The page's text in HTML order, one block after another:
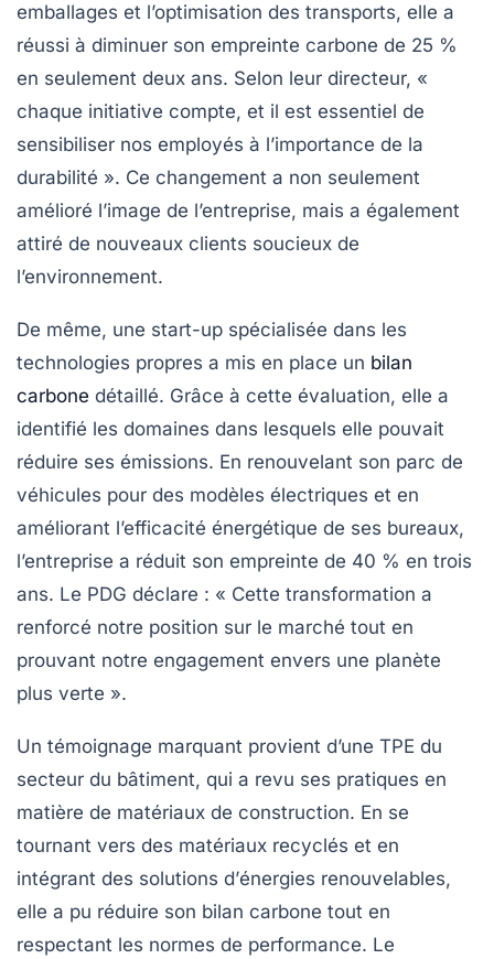
emballages et l’optimisation des transports, elle a
réussi à diminuer son empreinte carbone de 25 %
en seulement deux ans. Selon leur directeur, «
chaque initiative compte, et il est essentiel de
sensibiliser nos employés à l’importance de la
durabilité ». Ce changement a non seulement
amélioré l’image de l’entreprise, mais a également
attiré de nouveaux clients soucieux de
l’environnement.
De même, une start-up spécialisée dans les
technologies propres a mis en place un bilan
carbone détaillé. Grâce à cette évaluation, elle a
identifié les domaines dans lesquels elle pouvait
réduire ses émissions. En renouvelant son parc de
véhicules pour des modèles électriques et en
améliorant l’efficacité énergétique de ses bureaux,
l’entreprise a réduit son empreinte de 40 % en trois
ans. Le PDG déclare : « Cette transformation a
renforcé notre position sur le marché tout en
prouvant notre engagement envers une planète
plus verte ».
Un témoignage marquant provient d’une TPE du
secteur du bâtiment, qui a revu ses pratiques en
matière de matériaux de construction. En se
tournant vers des matériaux recyclés et en
intégrant des solutions d’énergies renouvelables,
elle a pu réduire son bilan carbone tout en
respectant les normes de performance. Le